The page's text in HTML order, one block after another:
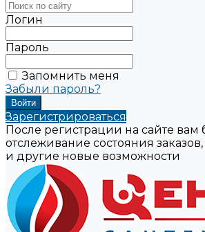
Логин
Пароль
Запомнить меня
Забыли пароль?
Зарегистрироваться
После регистрации на сайте вам
отслеживание состояния
и другие новые возможности